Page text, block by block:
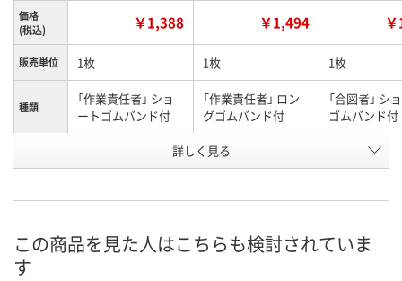
価格
(税込)
￥1,388 ￥1,494
販売単位 1枚 1枚 1枚
種類
「作業責任者」 ショ
ートゴムバンド付
「作業責任者」 ロン
グゴムバンド付
「合図者」 シ
ゴムバンド付
J117951 J118252
詳しく見る
この商品を見た人はこちらも検討されていま
す